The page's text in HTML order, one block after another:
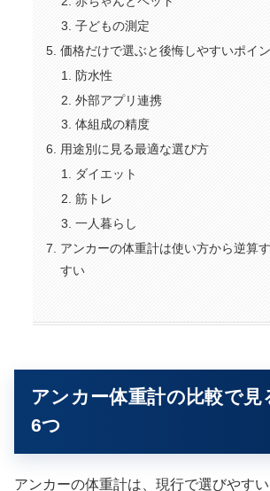
子どもの測定
価格だけで選ぶと後悔しやすいポイ
防水性
外部アプリ連携
体組成の精度
用途別に見る最適な選び方
ダイエット
筋トレ
一人暮らし
アンカーの体重計は使い方から逆算
すい
アンカー体重計の比較で見
6つ
アンカーの体重計は、現行で選びやす